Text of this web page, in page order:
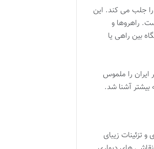
را جلب می کند. این
راهروها و
بین راهی یا
ایران را ملموس
آشنا شد.
تزئینات زیبای